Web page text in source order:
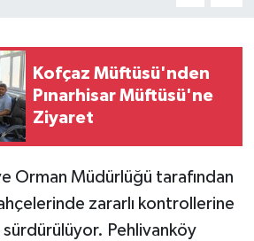
Kofçaz Müftüsü'nden
Pınarhisar Müftüsü'ne
Ziyaret
Orman Müdürlüğü tarafından
zararlı kontrollerine
sürdürülüyor. Pehlivanköy